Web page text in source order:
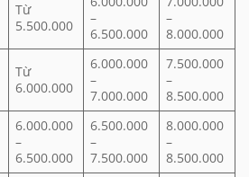
Từ
5.500.000
–
6.500.000
–
8.000.000
Từ
6.000.000
6.000.000
–
7.000.000
7.500.000
–
8.500.000
6.000.000
–
6.500.000
6.500.000
–
7.500.000
8.000.000
–
8.500.000